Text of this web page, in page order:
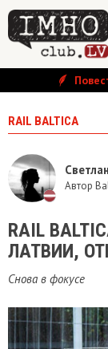
RAIL BALTICA
Автор
RAIL
ЛАТВИИ,
Снова в фокусе